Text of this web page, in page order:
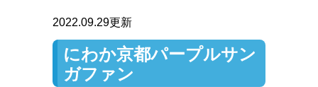
2022.09.29更新
にわか京都パープルサン
ガファン